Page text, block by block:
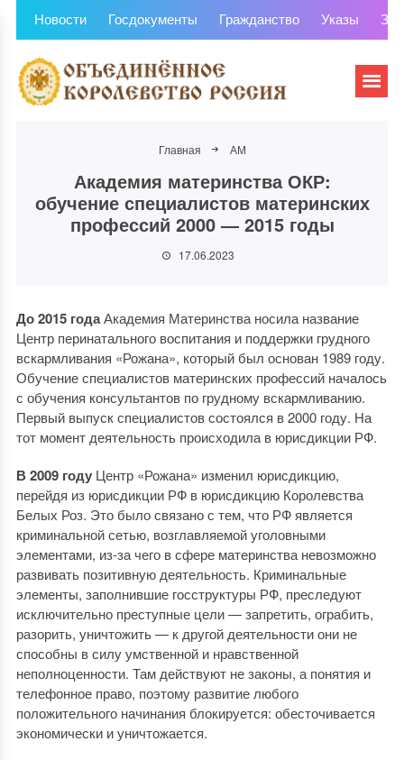
Новости Госдокументы Гражданство Указы
Главная АМ
Академия материнства ОКР:
обучение специалистов материнских
профессий 2000 — 2015 годы
17.06.2023
До 2015 годаАкадемия Материнства носила название
Центр перинатального воспитания и поддержки грудного
вскармливания «Рожана», который был основан 1989 году.
Обучение специалистов материнских профессий началось
с обучения консультантов по грудному вскармливанию.
Первый выпуск специалистов состоялся в 2000 году. На
тот момент деятельность происходила в юрисдикции РФ.
В 2009 годуЦентр «Рожана» изменил юрисдикцию,
перейдя из юрисдикции РФ в юрисдикцию Королевства
Белых Роз. Это было связано с тем, что РФ является
криминальной сетью, возглавляемой уголовными
элементами, из-за чего в сфере материнства невозможно
развивать позитивную деятельность. Криминальные
элементы, заполнившие госструктуры РФ, преследуют
исключительно преступные цели — запретить, ограбить,
разорить, уничтожить — к другой деятельности они не
способны в силу умственной и нравственной
неполноценности. Там действуют не законы, а понятия и
телефонное право, поэтому развитие любого
положительного начинания блокируется: обесточивается
экономически и уничтожается.